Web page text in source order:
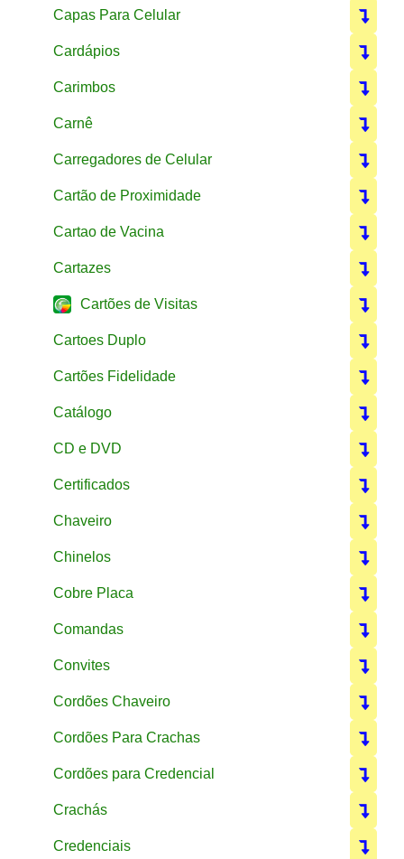
Capas Para Celular
Cardápios
Carimbos
Carnê
Carregadores de Celular
Cartão de Proximidade
Cartao de Vacina
Cartazes
Cartões de Visitas
Cartoes Duplo
Cartões Fidelidade
Catálogo
CD e DVD
Certificados
Chaveiro
Chinelos
Cobre Placa
Comandas
Convites
Cordões Chaveiro
Cordões Para Crachas
Cordões para Credencial
Crachás
Credenciais